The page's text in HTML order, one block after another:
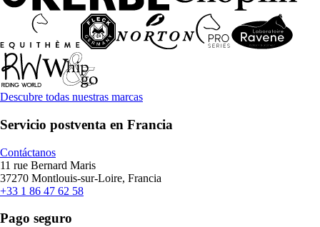
Descubre todas nuestras marcas
Servicio postventa en Francia
Contáctanos
11 rue Bernard Maris
37270 Montlouis-sur-Loire, Francia
+33 1 86 47 62 58
Pago seguro